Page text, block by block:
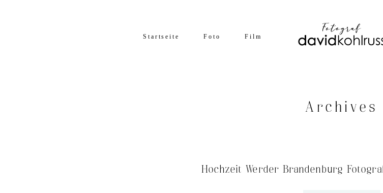
Startseite Foto Film
Archives
Hochzeit Werder Brandenburg